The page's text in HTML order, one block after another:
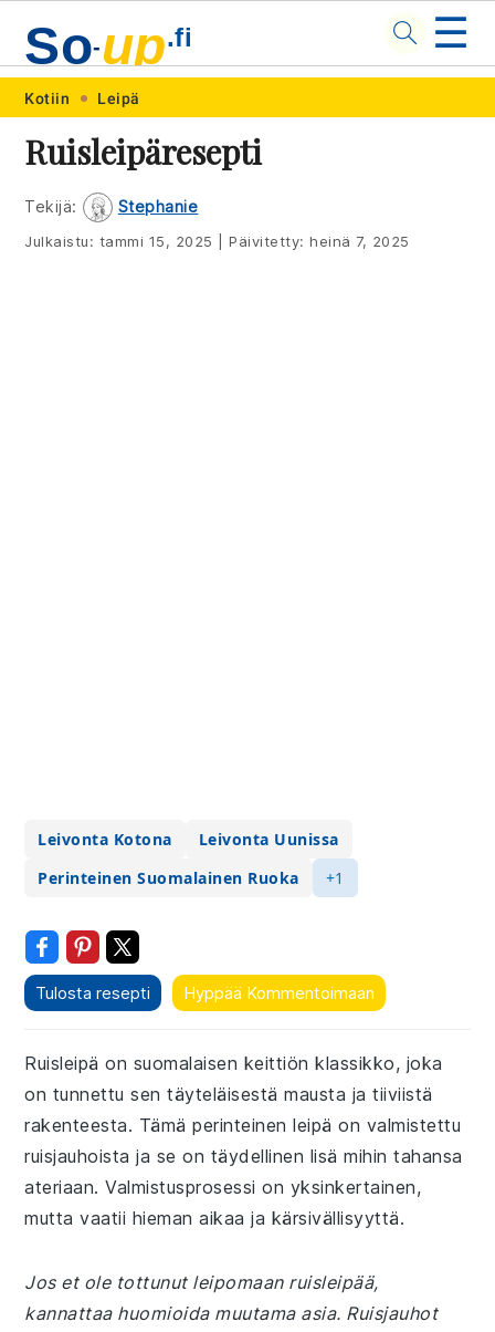
Skip
primary
navigation
Skip
main
content
Skip
primary
sidebar
Skip
footer
So-up.fi ☰
Kotiin Leipä
Ruisleipäresepti
Tekijä: Stephanie
Julkaistu: tammi 15, 2025 Päivitetty:heinä 7, 2025
Leivonta Kotona
Leivonta Uunissa
Perinteinen Suomalainen Ruoka
+1
Tulosta resepti Hyppää Kommentoimaan
Ruisleipä on suomalaisen keittiön klassikko, joka
on tunnettu sen täyteläisestä mausta ja tiiviistä
rakenteesta. Tämä perinteinen leipä on valmistettu
ruisjauhoista ja se on täydellinen lisä mihin tahansa
ateriaan. Valmistusprosessi on yksinkertainen,
mutta vaatii hieman aikaa ja kärsivällisyyttä.
Jos et ole tottunut leipomaan ruisleipää,
kannattaa huomioida muutama asia. Ruisjauhot